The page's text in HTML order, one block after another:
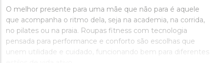
O melhor presente para uma mãe que não para é aquele
que acompanha o ritmo dela, seja na academia, na corrida,
no pilates ou na praia. Roupas fitness com tecnologia
pensada para performance e conforto são escolhas que
unem utilidade e cuidado, funcionando bem para diferentes